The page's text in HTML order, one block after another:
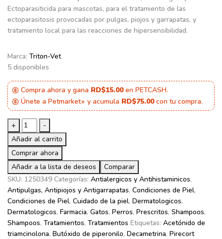
Ectoparasiticida para mascotas, para el tratamiento de las
ectoparasitosis provocadas por pulgas, piojos y garrapatas, y
tratamiento local para las reacciones de hipersensibilidad.
Marca: Triton-Vet
5 disponibles
Compra ahora y gana RD$15.00en PETCASH.
Únete a Petmarket+ y acumula RD$75.00con tu compra.
+
Triton
Pirecort
Shampoo
Antinflamatorio,
Antialérgico
y
Ectoparasiticida
para
Mascotas
250ml
cantidad
-
Añadir al carrito
Comprar ahora
Añadir a la lista de deseos
Comparar
SKU: 1250349 Categorías: Antialergicos y Antihistaminicos,
Antipulgas, Antipiojos y Antigarrapatas, Condiciones de Piel,
Condiciones de Piel, Cuidado de la piel, Dermatologicos,
Dermatologicos, Farmacia, Gatos, Perros, Prescritos, Shampoos,
Shampoos, Tratamientos, Tratamientos Etiquetas: Acetónido de
triamcinolona, Butóxido de piperonilo, Decametrina, Pirecort